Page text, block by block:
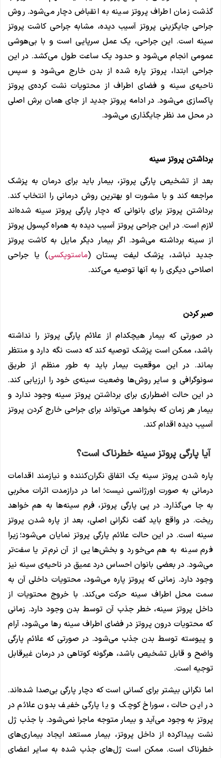
گذشت زمان اطراف پروتز سینه به انقباض دچار می‌شود. روش
جراحی جایگزینی پروتز آسیب دیده، مشابه جراحی کاشت پروتز
سینه است. این جراحی، یک عمل سرپایی است و با بی‌هوشی
عمومی انجام می‌شود و حدود یک ساعت طول می‌کشد. در این
جراحی ابتدا، پروتز پاره شده از بدن خارج می‌شود و سپس
ناحیه‌ی سینه و فضای اطراف از محتویات نشت کرده‌ی پروتز
پاکسازی می‌شود. در ادامه پروتز جدید از جای همان برش اصلی
در محل مد نظر جایگذاری می‌شود.
برداشتن پروتز سینه
بعد از تشخیص پارگی پروتز، بیمار باید برای درمان به پزشک
مراجعه کند و با مشورت او بهترین روش درمانی را انتخاب کند.
برداشتن پروتز برای بانوانی که دچار پارگی پروتز سینه شده‌اند
لازم است. در این جراحی پروتز آسیب دیده به همراه کپسول پروتز
از سینه برداشته می‌شود. اگر بیمار دیگر مایل به کاشت پروتز
جدید نباشد، پزشک لیفت پستان ( ماستوپکسی) یا جراحی
اصلاحی دیگری را به آنها توصیه می‌کند.
صبر کردن
در صورتی که بیمار هیچکدام از علائم پارگی پروتز را نداشته
باشد، ممکن است پزشک توصیه کند که دست نگه‌ دارد و منتظر
بماند. در این موقعیت بیمار باید به طور منظم از طریق
سونوگرافی و سایر روش‌ها وضعیت سینه‌ی خود را ارزیابی کند.
در این حالت اضطراری برای برداشتن پروتز سینه وجود ندارد و
بیمار هر زمان که بخواهد می‌تواند برای جراحی خارج کردن پروتز
آسیب دیده اقدام کند.
آیا پارگی پروتز سینه خطرناک است؟
پاره شدن پروتز سینه یک اتفاق نگران‌کننده و نیازمند اقدامات
درمانی به صورت اورژانسی نیست؛ اما در درازمدت اثرات مخربی
به جا می‌گذارد. در پی پارگی پروتز، فرم سینه‌ها به هم خواهد
ریخت. در واقع باید گفت نگرانی اصلی، بعد از پاره شدن پروتز
سینه است. در این حالت علائم پارگی پروتز نمایان می‌شود؛ زیرا
فرم سینه به هم می‌خورد و بخش‌هایی از آن نرم‌تر یا سفت‌تر
می‌شود. در بعضی بانوان احساس درد عمیق در ناحیه‌ی سینه نیز
وجود دارد. زمانی که پروتز پاره می‌شود، محتویات داخلی آن به
سمت محل اطراف سینه حرکت می‌کند. با خروج محتویات از
داخل پروتز سینه، خطر جذب آن توسط بدن وجود دارد. زمانی
که محتویات درون پروتز در فضای اطراف سینه رها می‌شود، آرام
و پیوسته توسط بدن جذب می‌شود. در صورتی که علائم پارگی
واضح و قابل تشخیص باشد، هرگونه کوتاهی در درمان غیرقابل
توجیه است.
اما نگرانی بیشتر برای کسانی است که دچار پارگی‌ بی‌صدا شده‌اند.
در این حالت، سوراخ کوچک و یا پارگی خفیف بدون علائم در
پروتز به وجود می‌آید و بیمار متوجه ماجرا نمی‌شود. با جذب ژل
نشت پیداکرده از داخل پروتز، بیمار مستعد ایجاد بیماری‌های
خطرناک است. ممکن است ژل‌های جذب شده به سایر اعضای‌